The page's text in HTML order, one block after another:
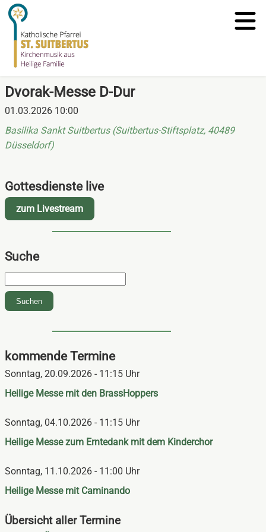
Dvorak-Messe D-Dur
01.03.2026 10:00
Basilika Sankt Suitbertus (Suitbertus‑Stiftsplatz, 40489
Düsseldorf)
Gottesdienste live
zum Livestream
Suche
Suchen
kommende Termine
Sonntag, 20.09.2026 - 11:15 Uhr
Heilige Messe mit den BrassHoppers
Sonntag, 04.10.2026 - 11:15 Uhr
Heilige Messe zum Erntedank mit dem Kinderchor
Sonntag, 11.10.2026 - 11:00 Uhr
Heilige Messe mit Caminando
Übersicht aller Termine